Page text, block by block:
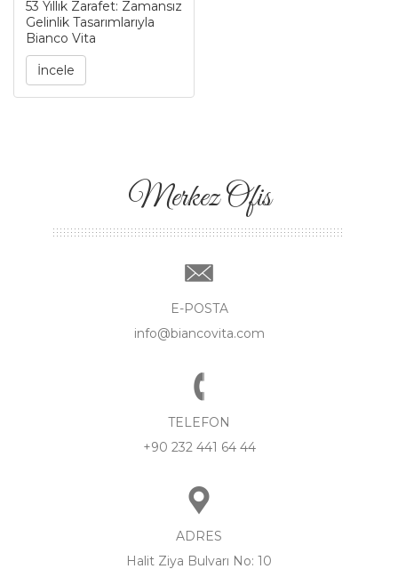
53 Yıllık Zarafet: Zamansız
Gelinlik Tasarımlarıyla
Bianco Vita
İncele
Merkez Ofis
E-POSTA
info@biancovita.com
TELEFON
+90 232 441 64 44
ADRES
Halit Ziya Bulvarı No: 10